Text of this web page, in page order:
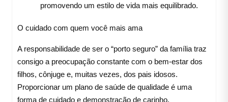
promovendo um estilo de vida mais equilibrado.
O cuidado com quem você mais ama
A responsabilidade de ser o “porto seguro” da família traz
consigo a preocupação constante com o bem-estar dos
filhos, cônjuge e, muitas vezes, dos pais idosos.
Proporcionar um plano de saúde de qualidade é uma
forma de cuidado e demonstração de carinho.